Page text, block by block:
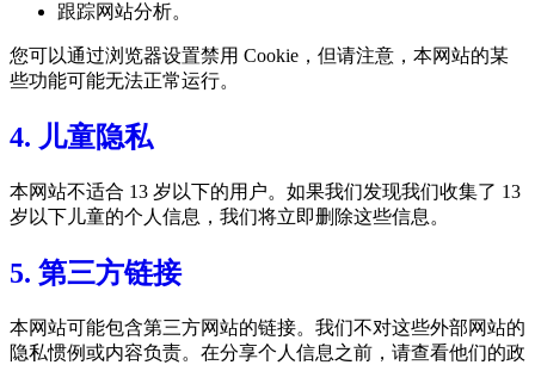
跟踪网站分析。
您可以通过浏览器设置禁用 Cookie，但请注意，本网站的某
些功能可能无法正常运行。
4. 儿童隐私
本网站不适合 13 岁以下的用户。如果我们发现我们收集了 13
岁以下儿童的个人信息，我们将立即删除这些信息。
5. 第三方链接
本网站可能包含第三方网站的链接。我们不对这些外部网站的
隐私惯例或内容负责。在分享个人信息之前，请查看他们的政